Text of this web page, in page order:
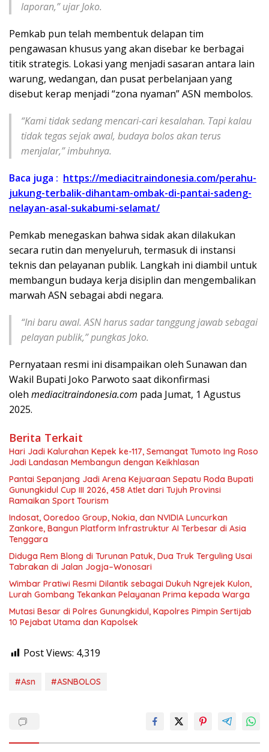
laporan,” ujar Joko.
Pemkab pun telah membentuk delapan tim
pengawasan khusus yang akan disebar ke berbagai
titik strategis. Lokasi yang menjadi sasaran antara lain
warung, wedangan, dan pusat perbelanjaan yang
disebut kerap menjadi “zona nyaman” ASN membolos.
“Kami tidak sedang mencari-cari kesalahan. Tapi kalau
tidak tegas sejak awal, budaya bolos akan terus
menjalar,” imbuhnya.
Baca juga : https://mediacitraindonesia.com/perahu-
jukung-terbalik-dihantam-ombak-di-pantai-sadeng-
nelayan-asal-sukabumi-selamat/
Pemkab menegaskan bahwa sidak akan dilakukan
secara rutin dan menyeluruh, termasuk di instansi
teknis dan pelayanan publik. Langkah ini diambil untuk
membangun budaya kerja disiplin dan mengembalikan
marwah ASN sebagai abdi negara.
“Ini baru awal. ASN harus sadar tanggung jawab sebagai
pelayan publik,” pungkas Joko.
Pernyataan resmi ini disampaikan oleh Sunawan dan
Wakil Bupati Joko Parwoto saat dikonfirmasi
oleh mediacitraindonesia.com pada Jumat, 1 Agustus
2025.
Berita Terkait
Hari Jadi Kalurahan Kepek ke-117, Semangat Tumoto Ing Roso
Jadi Landasan Membangun dengan Keikhlasan
Pantai Sepanjang Jadi Arena Kejuaraan Sepatu Roda Bupati
Gunungkidul Cup III 2026, 458 Atlet dari Tujuh Provinsi
Ramaikan Sport Tourism
Indosat, Ooredoo Group, Nokia, dan NVIDIA Luncurkan
Zankore, Bangun Platform Infrastruktur AI Terbesar di Asia
Tenggara
Diduga Rem Blong di Turunan Patuk, Dua Truk Terguling Usai
Tabrakan di Jalan Jogja–Wonosari
Wimbar Pratiwi Resmi Dilantik sebagai Dukuh Ngrejek Kulon,
Lurah Gombang Tekankan Pelayanan Prima kepada Warga
Mutasi Besar di Polres Gunungkidul, Kapolres Pimpin Sertijab
10 Pejabat Utama dan Kapolsek
Post Views: 4,319
#Asn #ASNBOLOS